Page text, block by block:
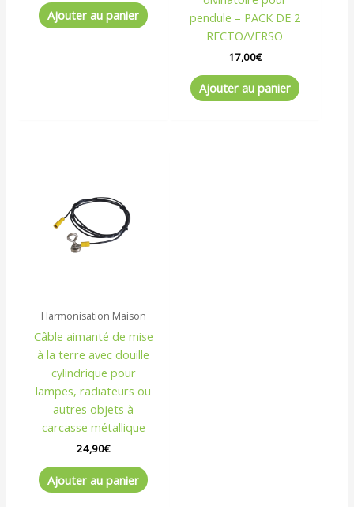
Ajouter au panier
pendule – PACK DE 2
RECTO/VERSO
17,00€
Ajouter au panier
Harmonisation Maison
Câble aimanté de mise
à la terre avec douille
cylindrique pour
lampes, radiateurs ou
autres objets à
carcasse métallique
24,90€
Ajouter au panier